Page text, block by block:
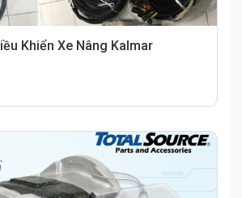
Khiển Xe Nâng Kalmar